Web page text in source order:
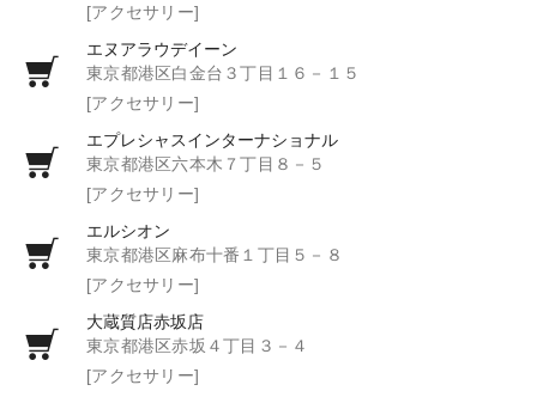
[アクセサリー]
エヌアラウデイーン
東京都港区白金台３丁目１６－１５
[アクセサリー]
エプレシャスインターナショナル
東京都港区六本木７丁目８－５
[アクセサリー]
エルシオン
東京都港区麻布十番１丁目５－８
[アクセサリー]
大蔵質店赤坂店
東京都港区赤坂４丁目３－４
[アクセサリー]